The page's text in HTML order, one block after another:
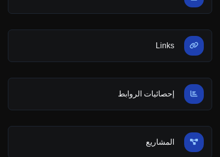
Links
إحصائيات الروابط
المشاريع